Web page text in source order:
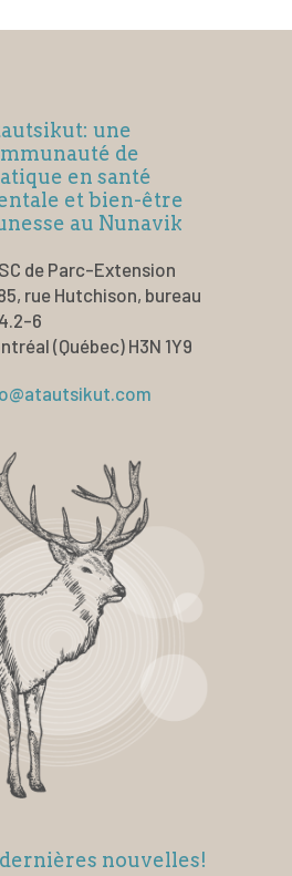
une
de
en santé
et bien-être
au Nunavik
de Parc-Extension
rue Hutchison, bureau
6
(Québec) H3N 1Y9
nouvelles!